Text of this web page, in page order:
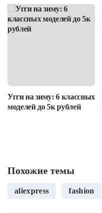
Угги на зиму: 6 классных
моделей до 5к рублей
Похожие темы
aliexpress fashion